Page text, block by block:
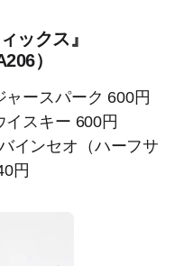
ックス』
）
ャースパーク 600円
イスキー 600円
インセオ（ハーフサ
円